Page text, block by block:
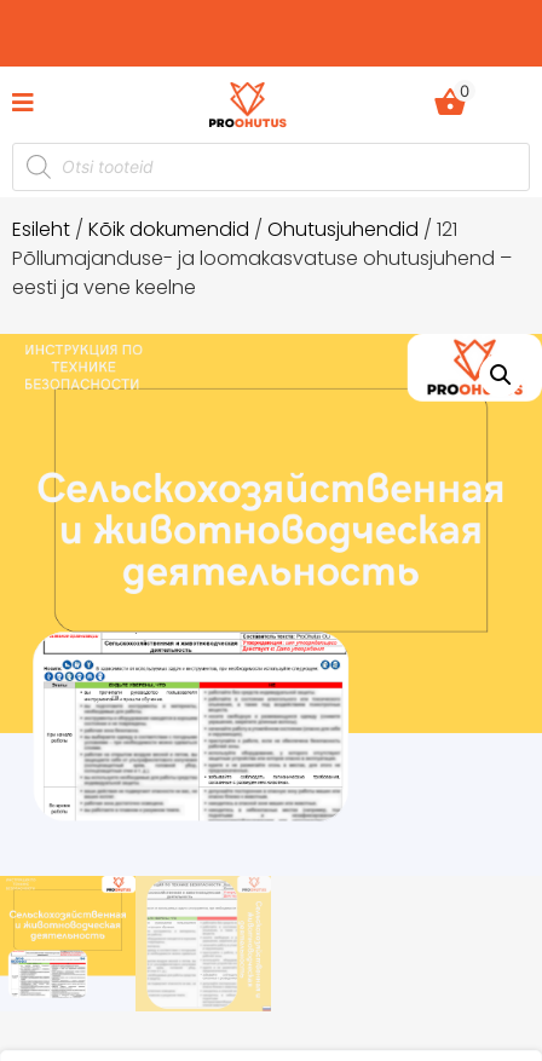
komplektid hetkel -60%
Ohutusjuhendid hetkel
0
Esileht / Kõik dokumendid / Ohutusjuhendid / 121
Põllumajanduse- ja loomakasvatuse ohutusjuhend –
eesti ja vene keelne